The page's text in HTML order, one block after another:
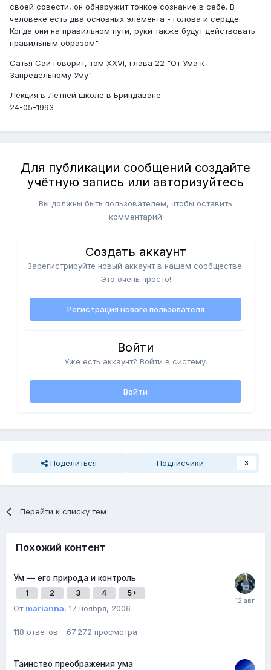
своей совести, он обнаружит тонкое созна­ние в себе. В
человеке есть два основных элемента - голова и сердце.
Когда они на правильном пути, руки также будут действовать
правильным образом"
Сатья Саи говорит, том XXVI, глава 22 "От Ума к
Запредельному Уму"
Лекция в Летней школе в Бриндаване
24-05-1993
Для публикации сообщений создайте
учётную запись или авторизуйтесь
Вы должны быть пользователем, чтобы оставить
комментарий
Создать аккаунт
Зарегистрируйте новый аккаунт в нашем сообществе.
Это очень просто!
Регистрация нового пользователя
Войти
Уже есть аккаунт? Войти в систему.
Войти
Поделиться Подписчики 3
Перейти к списку тем
Похожий контент
Ум — его природа и контроль
1 2 3 4 5
От marianna, 17 ноября, 2006
118 ответов 67 272 просмотра
Таинство преображения ума